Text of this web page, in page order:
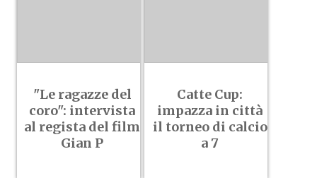
"Le ragazze del
coro": intervista
al regista del film
Gian P
Catte Cup:
impazza in città
il torneo di calcio
a 7